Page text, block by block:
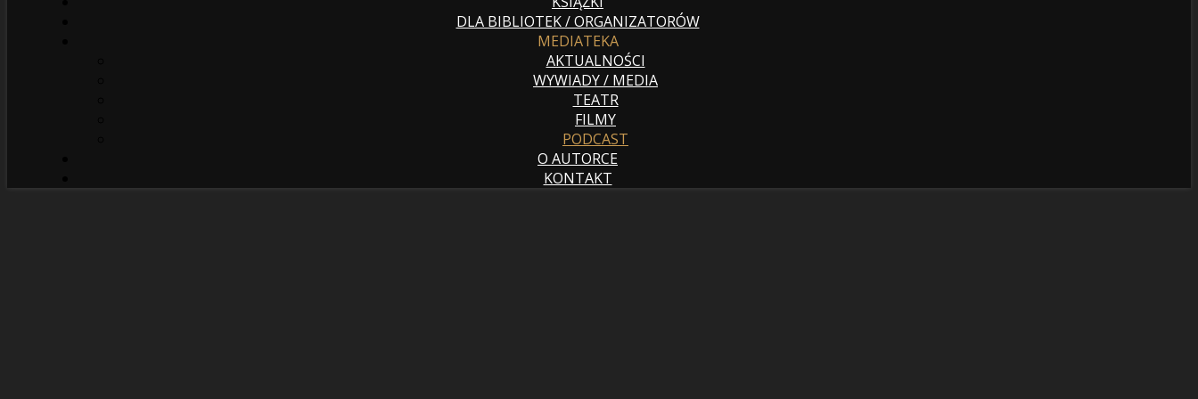
DLA BIBLIOTEK / ORGANIZATORÓW
MEDIATEKA
AKTUALNOŚCI
WYWIADY / MEDIA
TEATR
FILMY
PODCAST
O AUTORCE
KONTAKT